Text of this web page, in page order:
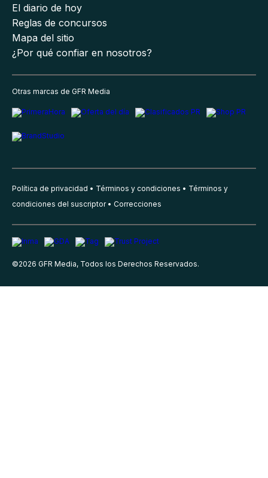
El diario de hoy
Reglas de concursos
Mapa del sitio
¿Por qué confiar en nosotros?
Otras marcas de GFR Media
Política de privacidad Términos y condiciones
Términos y
condiciones del suscriptor
Correcciones
©2026 GFR Media, Todos los Derechos Reservados.